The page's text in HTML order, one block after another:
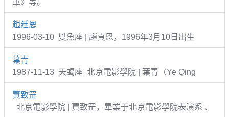
趙廷恩
1996-03-10 雙魚座 | 趙貞恩，1996年3月10日出生
葉青
1987-11-13 天蝎座 北京電影學院 | 葉青（Ye Qing
賈致罡
北京電影學院 | 賈致罡，畢業于北京電影學院表演系 、